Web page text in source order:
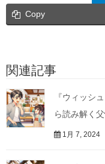
Copy
関連記事
『ウィッシ
ら読み解く父
1月 7, 2024